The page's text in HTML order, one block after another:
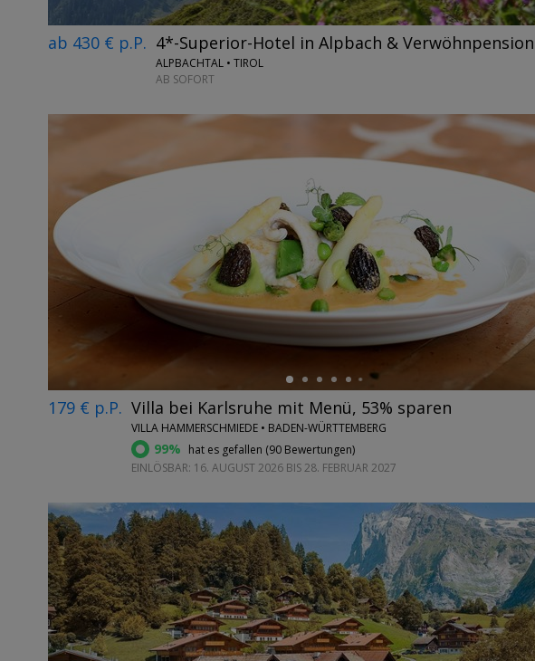
ab 430 € p.P. 4*-Superior-Hotel in Alpbach & Verwöhnpension
ALPBACHTAL • TIROL
AB SOFORT
179 € p.P. Villa bei Karlsruhe mit Menü, 53% sparen
VILLA HAMMERSCHMIEDE • BADEN-WÜRTTEMBERG
99% hat es gefallen (90 Bewertungen)
EINLÖSBAR: 16. AUGUST 2026 BIS 28. FEBRUAR 2027
←